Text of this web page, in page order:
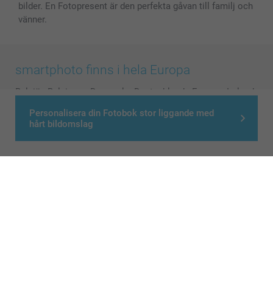
Personalisera din Fotobok stor liggande med
hårt bildomslag
bilder. En Fotopresent är den perfekta gåvan till familj och
vänner.
smartphoto finns i hela Europa
België Belgique Danmark Deutschland France
Ireland
Nederland - Norge Österreich Schweiz Suisse
Switzerland - Suomi